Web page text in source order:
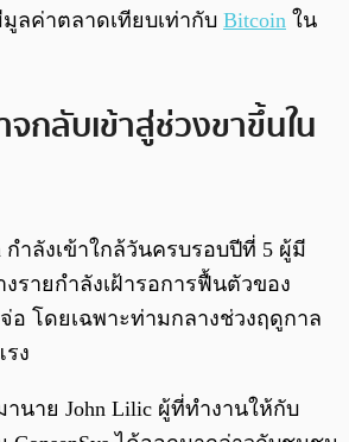
ลค่าตลาดเทียบเท่ากับ Bitcoin ใน
กลับเข้าสู่ช่วงขาขึ้นใน
กำลังเข้าใกล้วันครบรอบปีที่ 5 ผู้มี
รายกำลังเฝ้ารอการฟื้นตัวของ
อ โดยเฉพาะท่ามกลางช่วงฤดูกาล
ง
นาย John Lilic ผู้ที่ทำงานให้กับ